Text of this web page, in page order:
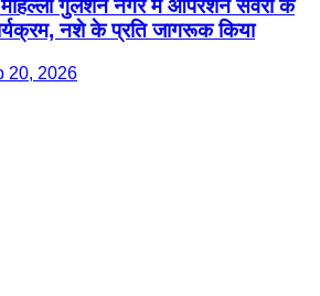
मोहल्ला गुलशन नगर में ऑपरेशन सवेरा के
नशे के प्रति जागरूक किया
20, 2026